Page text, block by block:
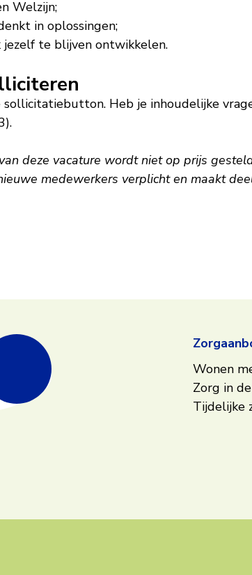
Welzijn;
in oplossingen;
te blijven ontwikkelen.
sollicitatiebutton. Heb je inhoudelijke
deze vacature wordt niet op prijs
medewerkers verplicht en maakt
Wonen
Zorg in
Tijdelijke